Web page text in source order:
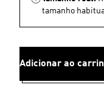
tamanho
Adicionar ao